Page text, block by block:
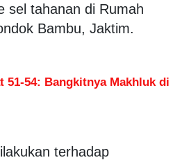
sel tahanan di Rumah
Bambu, Jaktim.
51-54: Bangkitnya Makhluk di
terhadap